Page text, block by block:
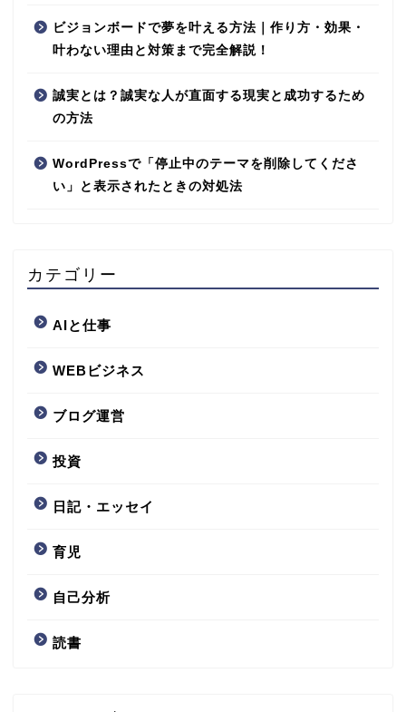
ビジョンボードで夢を叶える方法｜作り方・効果・
叶わない理由と対策まで完全解説！
誠実とは？誠実な人が直面する現実と成功するため
の方法
WordPressで「停止中のテーマを削除してくださ
い」と表示されたときの対処法
カテゴリー
AIと仕事
WEBビジネス
ブログ運営
投資
日記・エッセイ
育児
自己分析
読書